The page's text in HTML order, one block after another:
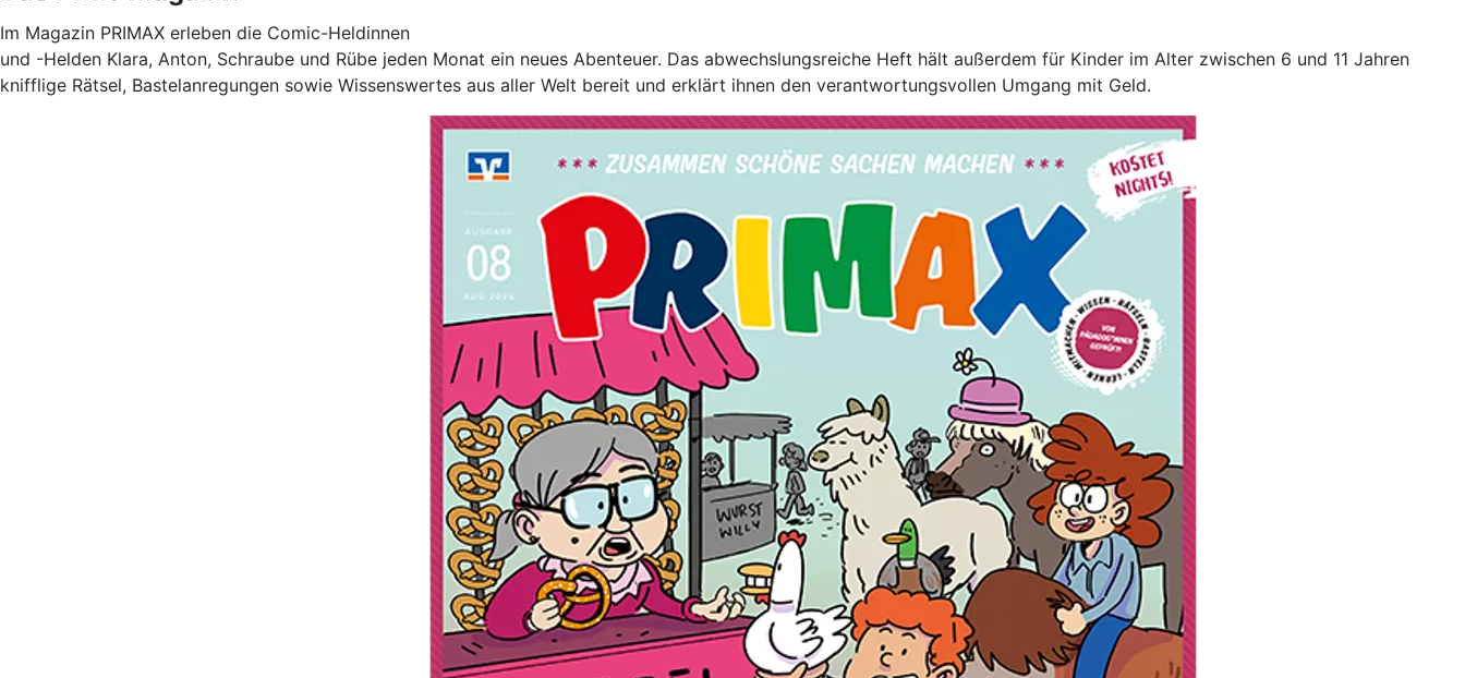
Im Magazin PRIMAX erleben die Comic-Heldinnen
und -Helden Klara, Anton, Schraube und Rübe jeden Monat ein neues Abenteuer. Das abwechslungsreiche Heft hält außerdem für Kinder im Alter zwischen 6 und 11 Jahren
knifflige Rätsel, Bastelanregungen sowie Wissenswertes aus aller Welt bereit und erklärt ihnen den verantwortungsvollen Umgang mit Geld.